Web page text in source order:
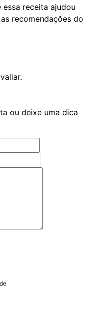
receita ajudou
recomendações do
ou deixe uma dica